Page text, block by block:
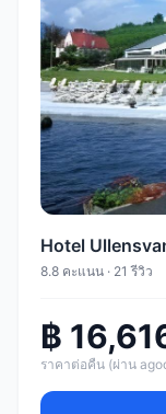
Hotel
8.8 คะแนน · 21 รีวิว
฿
ราคาต่อคืน (ผ่าน